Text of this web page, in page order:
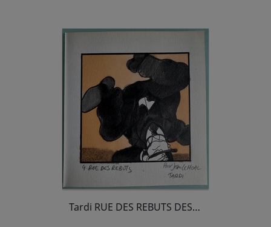
Tardi RUE DES REBUTS DESSIN ORIGINAL COULEUR BIEN COMPLET DU TIRAGE DE LUXE